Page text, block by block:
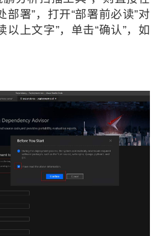
部署”，打开“部署前必读”对
以上文字”，单击“确认”，如